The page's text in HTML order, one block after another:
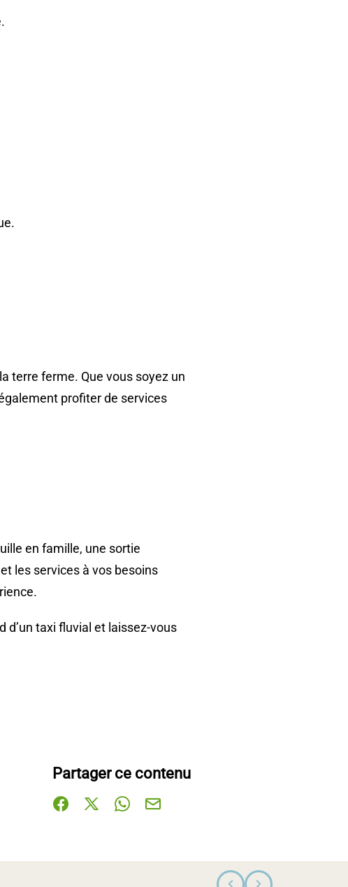
terre ferme. Que vous soyez un
profiter de services
en famille, une sortie
les services à vos besoins
d’un taxi fluvial et laissez-vous
Partager ce contenu
Partager sur Facebook (nouvelle fenêtre)
Partager sur X / Twitter (nouvelle fenêtre)
Partager sur WhatsApp
Partager par mail